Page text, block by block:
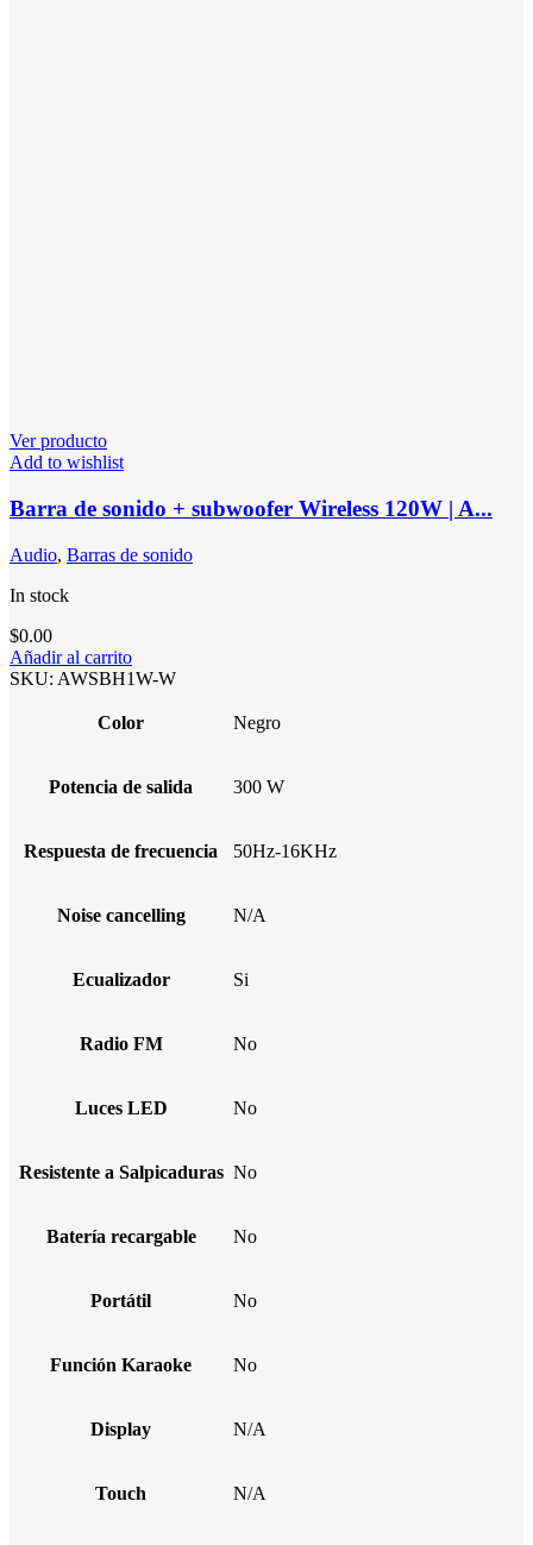
Ver producto
Add to wishlist
Barra de sonido + subwoofer Wireless 120W | A...
Audio, Barras de sonido
In stock
$0.00
Añadir al carrito
SKU: AWSBH1W-W
Color Negro
Potencia de salida 300 W
Respuesta de frecuencia 50Hz-16KHz
Noise cancelling N/A
Ecualizador Si
Radio FM No
Luces LED No
Resistente a Salpicaduras No
Batería recargable No
Portátil No
Función Karaoke No
Display N/A
Touch N/A